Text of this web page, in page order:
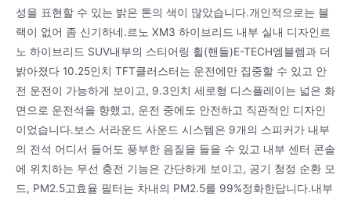
성을 표현할 수 있는 밝은 톤의 색이 많았습니다.개인적으로는 블
랙이 없어 좀 신기하네.르노 XM3 하이브리드 내부 실내 디자인르
노 하이브리드 SUV내부의 스티어링 휠(핸들)E-TECH엠블렘과 더
밝아졌다 10.25인치 TFT클러스터는 운전에만 집중할 수 있고 안
전 운전이 가능하게 보이고, 9.3인치 세로형 디스플레이는 넓은 화
면으로 운전석을 향했고, 운전 중에도 안전하고 직관적인 디자인
이었습니다.보스 서라운드 사운드 시스템은 9개의 스피커가 내부
의 전석 어디서 들어도 풍부한 음질을 들을 수 있고 내부 센터 콘솔
에 위치하는 무선 충전 기능은 간단하게 보이고, 공기 청정 순환 모
드, PM2.5고효율 필터는 차내의 PM2.5를 99%정화한답니다.내부